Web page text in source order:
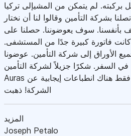
الطفل بركبته. لم يتمكن من المشيإلى تركيا
بشركة التأمين وقالوا لنا أن نختار
بأنفسنا. سوف يعوضوننا. حصلنا على
فاتورة كبيرة جدًا من المستشفى.
الأوراق إلى شركة التأمين. عوضونا
في السفر. شكرًا جزيلاً لشركة التأمين!
Auras أصبحت الآن خيارنا الوحيد. فقط هناك انطباعات إيجابية عن
الشركة! ذهبت
المزيد
Joseph Petalo